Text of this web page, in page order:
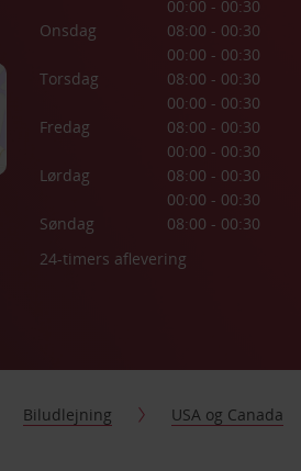
00:00 - 00:30
Onsdag
08:00 - 00:30
00:00 - 00:30
Torsdag
08:00 - 00:30
00:00 - 00:30
Fredag
08:00 - 00:30
00:00 - 00:30
Lørdag
08:00 - 00:30
00:00 - 00:30
Søndag
08:00 - 00:30
24-timers aflevering
Biludlejning USA og Canada